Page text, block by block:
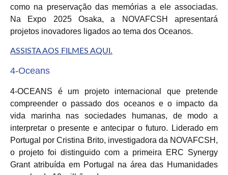
como na preservação das memórias a ele associadas.
Na Expo 2025 Osaka, a NOVAFCSH apresentará
projetos inovadores ligados ao tema dos Oceanos.
ASSISTA AOS FILMES AQUI.
4-Oceans
4-OCEANS é um projeto internacional que pretende
compreender o passado dos oceanos e o impacto da
vida marinha nas sociedades humanas, de modo a
interpretar o presente e antecipar o futuro. Liderado em
Portugal por Cristina Brito, investigadora da NOVAFCSH,
o projeto foi distinguido com a primeira ERC Synergy
Grant atribuída em Portugal na área das Humanidades